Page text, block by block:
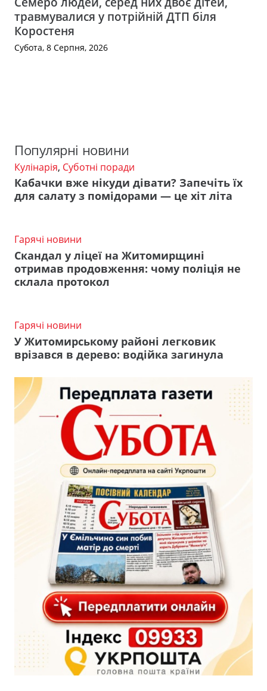
травмувалися у потрійній ДТП біля
Коростеня
Субота, 8 Серпня, 2026
Популярні новини
Кулінарія, Суботні поради
Кабачки вже нікуди дівати? Запечіть їх
для салату з помідорами — це хіт літа
Гарячі новини
Скандал у ліцеї на Житомирщині
отримав продовження: чому поліція не
склала протокол
Гарячі новини
У Житомирському районі легковик
врізався в дерево: водійка загинула